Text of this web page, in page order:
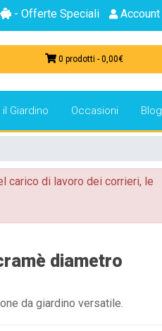
- Offerte Speciali Account
0 prodotti - 0,00€
Giardino Occasioni Blog
carico di lavoro dei corrieri, le
diametro
da giardino versatile.